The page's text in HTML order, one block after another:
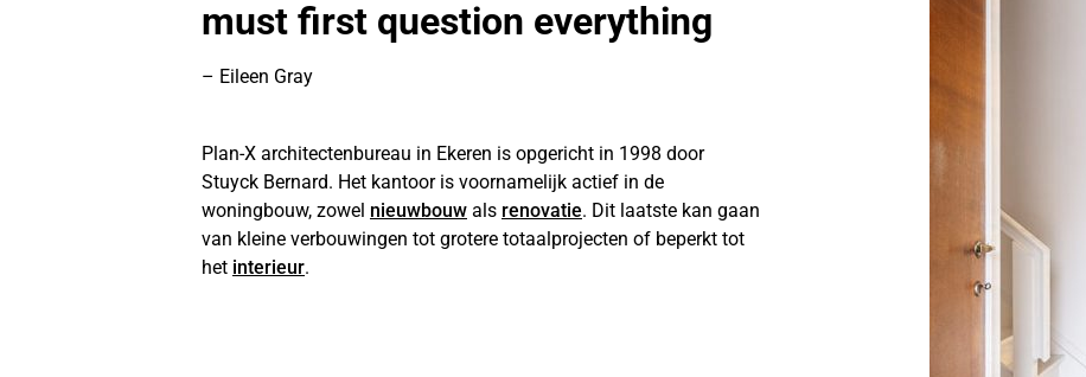
must first question everything
– Eileen Gray
Plan-X architectenbureau in Ekeren is opgericht in 1998 door
Stuyck Bernard. Het kantoor is voornamelijk actief in de
woningbouw, zowel nieuwbouw als renovatie. Dit laatste kan gaan
van kleine verbouwingen tot grotere totaalprojecten of beperkt tot
het interieur.